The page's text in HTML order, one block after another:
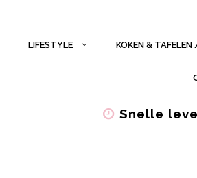
LIFESTYLE KOKEN &
Snelle